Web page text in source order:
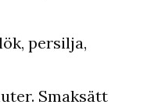
persilja,
Smaksätt